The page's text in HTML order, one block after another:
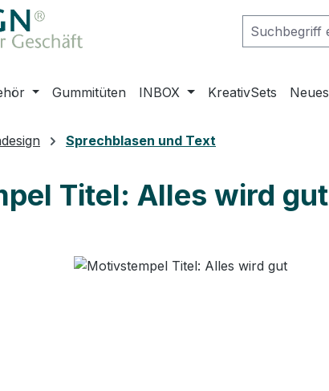
Gummitüten INBOX KreativSets Neues
Sprechblasen und Text
Titel: Alles wird gut